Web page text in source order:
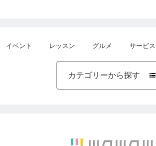
イベント レッスン グルメ サービス
カテゴリーから探す 